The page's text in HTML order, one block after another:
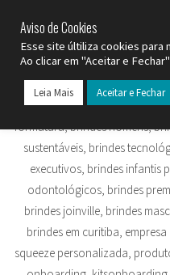
Aviso de Cookies
Esse site últiliza cookies para
Ao clicar em "Aceitar e
Leia Mais Aceitar e Fechar